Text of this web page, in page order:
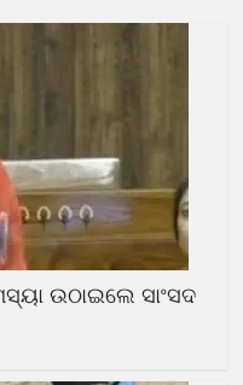
ଉଠାଇଲେ ସାଂସଦ